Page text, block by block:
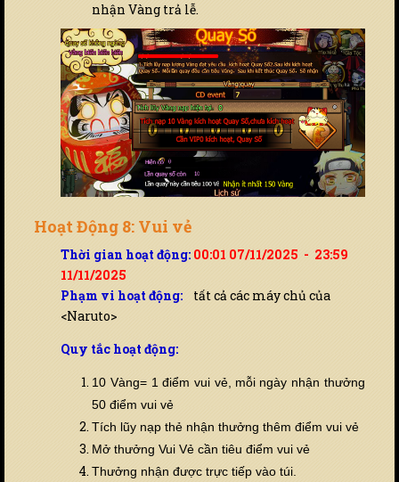
nhận Vàng trả lễ.
Hoạt Động 8: Vui vẻ
Thời gian hoạt động: 00:01 07/11/2025 - 23:59
11/11/2025
Phạm vi hoạt động: tất cả các máy chủ của
<Naruto>
Quy tắc hoạt động:
10 Vàng= 1 điểm vui vẻ, mỗi ngày nhận thưởng
50 điểm vui vẻ
Tích lũy nạp thẻ nhận thưởng thêm điểm vui vẻ
Mở thưởng Vui Vẻ cần tiêu điểm vui vẻ
Thưởng nhận được trực tiếp vào túi.